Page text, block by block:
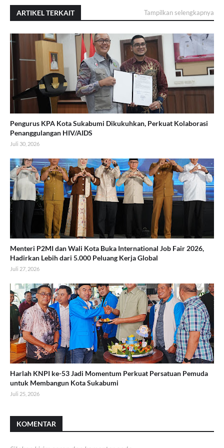
ARTIKEL TERKAIT Tampilkan selengkapnya
Pengurus KPA Kota Sukabumi Dikukuhkan, Perkuat Kolaborasi
Penanggulangan HIV/AIDS
Juli 30, 2026
Menteri P2MI dan Wali Kota Buka International Job Fair 2026,
Hadirkan Lebih dari 5.000 Peluang Kerja Global
Juli 27, 2026
Harlah KNPI ke-53 Jadi Momentum Perkuat Persatuan Pemuda
untuk Membangun Kota Sukabumi
Juli 25, 2026
KOMENTAR